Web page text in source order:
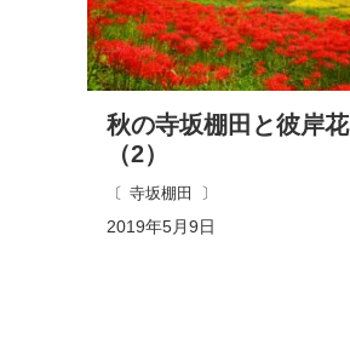
2019年5月9日
寺坂棚田
秋の寺坂棚田と彼岸花
（2）